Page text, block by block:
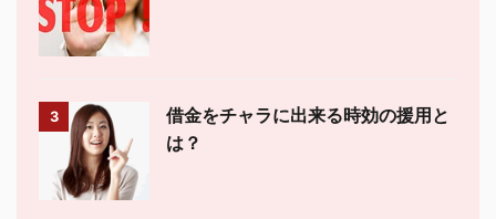
3
借金をチャラに出来る時効の援用と
は？